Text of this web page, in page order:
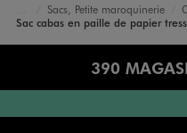
Accueil
Femme
Sacs et Accessoires
Sacs, Petite maroquinerie
Sac cabas en paille de papier
390